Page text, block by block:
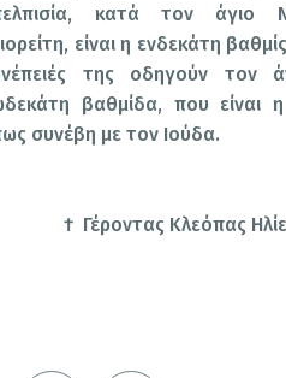
κατά τον άγιο
είναι η ενδεκάτη
της οδηγούν τον
βαθμίδα, που είναι
συνέβη με τον Ιούδα.
† Γέροντας Κλεόπας Ηλίε